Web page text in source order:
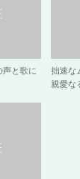
声と歌に
拙速な
親愛な